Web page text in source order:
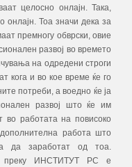
целосно онлајн. Така,
Тоа значи дека за
премногу обврски, овие
развој во времето
на одредени строги
кога и во кое време ќе го
потреби, а воедно ќе ја
развој што ќе им
во работата на повисоко
работа што
да заработат од тоа.
преку ИНСТИТУТ РС е